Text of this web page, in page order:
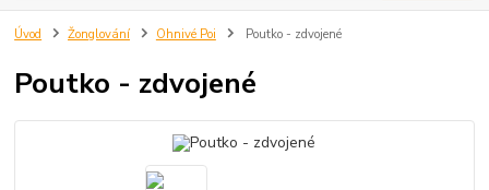
Úvod Žonglování Ohnivé Poi Poutko - zdvojené
Poutko - zdvojené